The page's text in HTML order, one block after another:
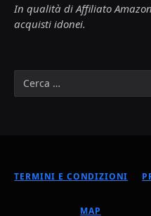
In qualità di Affiliato
acquisti idonei.
TERMINI E CONDIZIONI
MAP